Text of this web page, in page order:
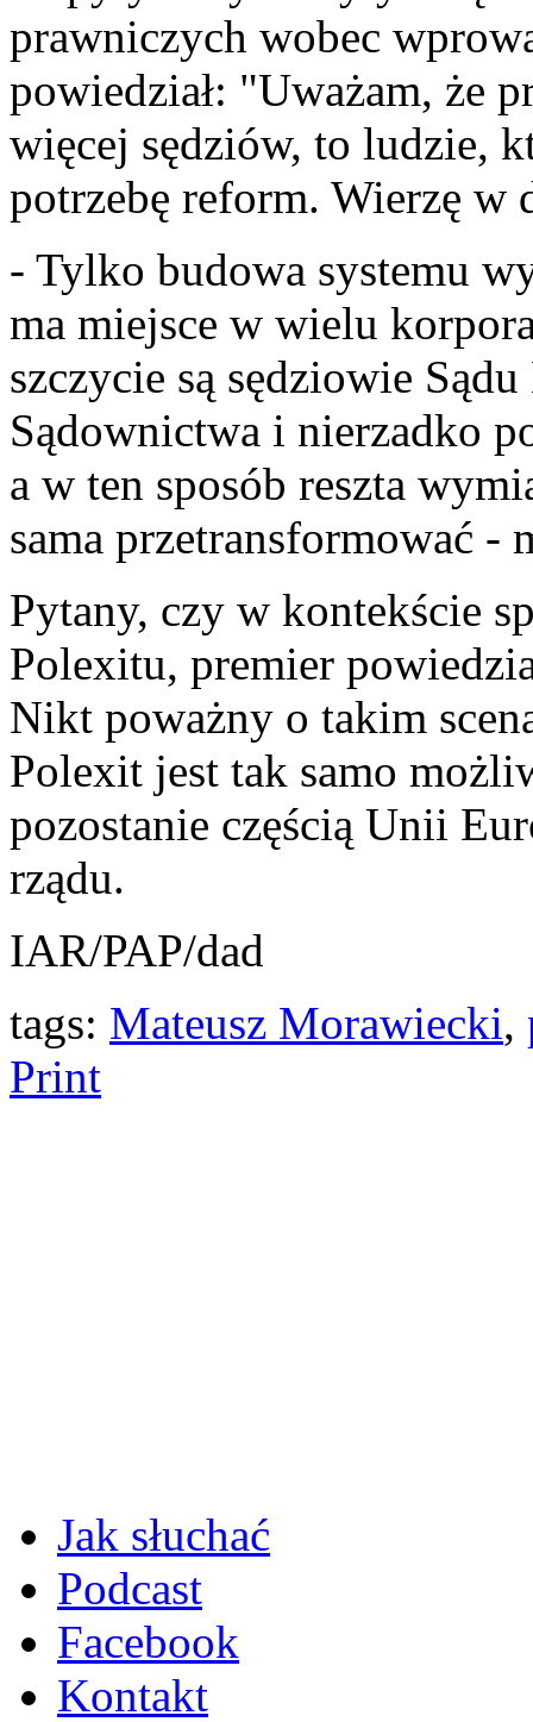
prawniczych wobec
powiedział: "Uważam, że
więcej sędziów, to ludzie,
potrzebę reform. Wierzę w
- Tylko budowa systemu
ma miejsce w wielu
szczycie są sędziowie
Sądownictwa i nierzadko
a w ten sposób reszta
sama przetransformować -
Pytany, czy w kontekście
Polexitu, premier
Nikt poważny o takim
Polexit jest tak samo
pozostanie częścią Unii
rządu.
IAR/PAP/dad
tags: Mateusz Morawiecki,
Print
Jak słuchać
Podcast
Facebook
Kontakt